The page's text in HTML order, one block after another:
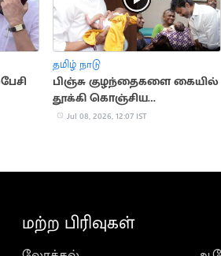
தமிழ் நாடு
பிஞ்சு குழந்தைகளை கையில்
தூக்கி கொஞ்சிய
முதலமைச்சர் விஜய்
Jul 08, 2026, 12:07 IST
மற்ற பிரிவுகள்